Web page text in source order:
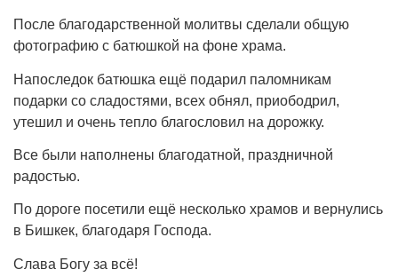
После благодарственной молитвы сделали общую
фотографию с батюшкой на фоне храма.
Напоследок батюшка ещё подарил паломникам
подарки со сладостями, всех обнял, приободрил,
утешил и очень тепло благословил на дорожку.
Все были наполнены благодатной, праздничной
радостью.
По дороге посетили ещё несколько храмов и вернулись
в Бишкек, благодаря Господа.
Слава Богу за всё!